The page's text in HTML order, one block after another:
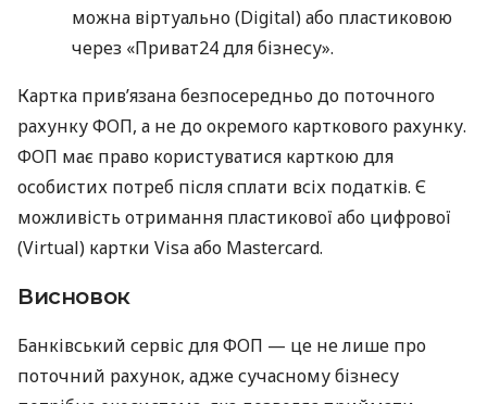
можна віртуально (Digital) або пластиковою
через «Приват24 для бізнесу».
Картка прив’язана безпосередньо до поточного
рахунку ФОП, а не до окремого карткового рахунку.
ФОП має право користуватися карткою для
особистих потреб після сплати всіх податків. Є
можливість отримання пластикової або цифрової
(Virtual) картки Visa або Mastercard.
Висновок
Банківський сервіс для ФОП — це не лише про
поточний рахунок, адже сучасному бізнесу